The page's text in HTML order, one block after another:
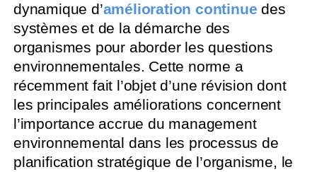
dynamique d’amélioration continuedes
systèmes et de la démarche des
organismes pour aborder les questions
environnementales. Cette norme a
récemment fait l’objet d’une révision dont
les principales améliorations concernent
l’importance accrue du management
environnemental dans les processus de
planification stratégique de l’organisme, le